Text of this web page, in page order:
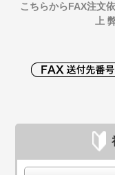
こちらからFAX注文
上